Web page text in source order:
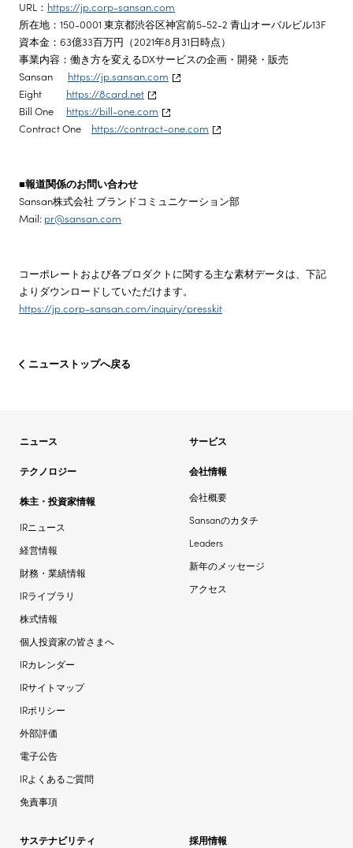
URL： https://jp.corp-sansan.com
所在地：150-0001 東京都渋谷区神宮前5-52-2 青山オーバルビル13F
資本金：63億33百万円（2021年8月31日時点）
事業内容：働き方を変えるDXサービスの企画・開発・販売
Sansan https://jp.sansan.com
Eight https://8card.net
Bill One https://bill-one.com
Contract One https://contract-one.com
■報道関係のお問い合わせ
Sansan株式会社 ブランドコミュニケーション部
Mail: pr@sansan.com
コーポレートおよび各プロダクトに関する主な素材データは、下記
よりダウンロードしていただけます。
https://jp.corp-sansan.com/inquiry/presskit
ニューストップへ戻る
ニュース サービス
テクノロジー
会社情報
会社概要
Sansanのカタチ
Leaders
新年のメッセージ
アクセス
株主・投資家情報
IRニュース
経営情報
財務・業績情報
IRライブラリ
株式情報
個人投資家の皆さまへ
IRカレンダー
IRサイトマップ
IRポリシー
外部評価
電子公告
IRよくあるご質問
免責事項
サステナビリティ
採用情報